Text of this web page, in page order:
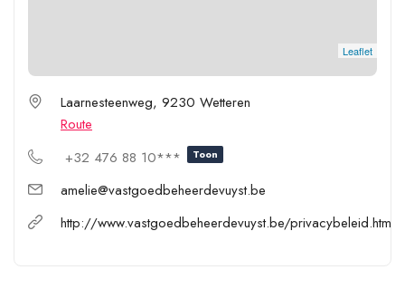
Leaflet
Laarnesteenweg, 9230 Wetteren
Route
+32 476 88 10***
Toon
amelie@vastgoedbeheerdevuyst.be
http://www.vastgoedbeheerdevuyst.be/privacybeleid.html